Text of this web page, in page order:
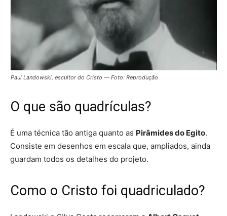
Paul Landowski, escultor do Cristo — Foto: Reprodução
O que são quadrículas?
É uma técnica tão antiga quanto as Pirâmides do Egito.
Consiste em desenhos em escala que, ampliados, ainda
guardam todos os detalhes do projeto.
Como o Cristo foi quadriculado?